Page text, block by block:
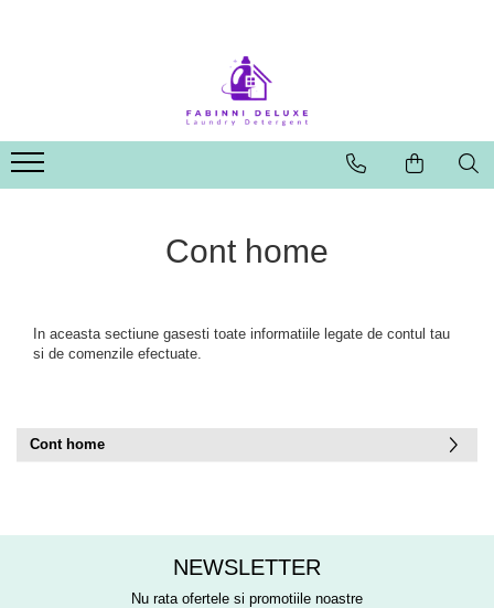
Cont home
In aceasta sectiune gasesti toate informatiile legate de contul tau
si de comenzile efectuate.
Cont home
NEWSLETTER
Nu rata ofertele si promotiile noastre